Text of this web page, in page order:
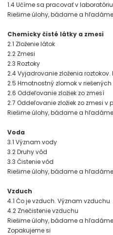
1.4 Učíme sa pracovať v laboratóriu
Riešime úlohy, bádame a
Chemicky čisté látky a zmesi
2.1 Zloženie látok
2.2 Zmesi
2.3 Roztoky
2.4 Vyjadrovanie zloženia
2.5 Hmotnostný zlomok v
2.6 Oddeľovanie zložiek zo zmesí
2.7 Oddeľovanie zložiek zo zmesi v
Riešime úlohy, bádame a
Voda
3.1 Význam vody
3.2 Druhy vôd
3.3 Čistenie vôd
Riešime úlohy, bádame a
Vzduch
4.1 Čo je vzduch. Význam vzduchu
4.2 Znečistenie vzduchu
Riešime úlohy, bádame a
Zopakujeme si